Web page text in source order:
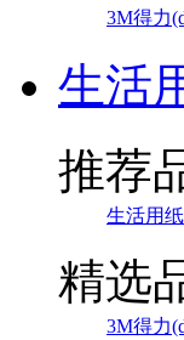
3M得力
生活
推荐
生活用纸
精选
3M得力